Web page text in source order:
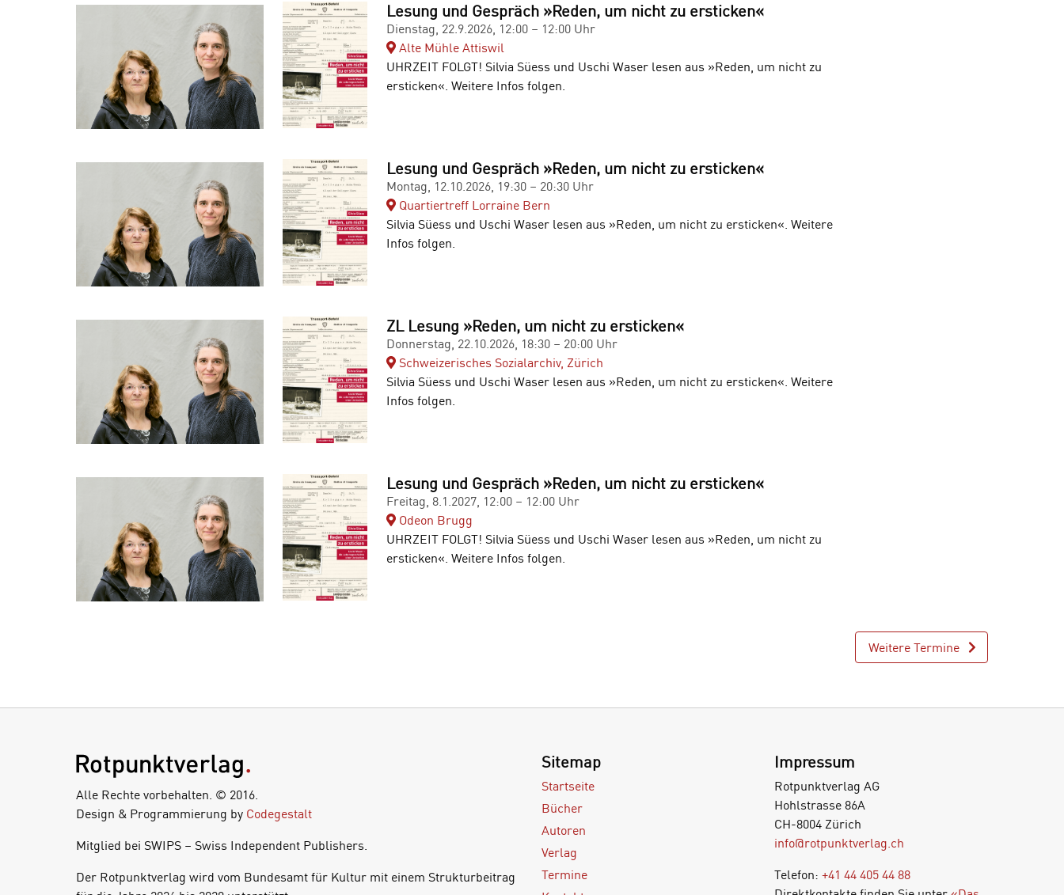
Lesung und Gespräch »Reden, um nicht zu ersticken«
Dienstag, 22.9.2026, 12:00 – 12:00 Uhr
Alte Mühle Attiswil
UHRZEIT FOLGT! Silvia Süess und Uschi Waser lesen aus »Reden, um nicht zu
ersticken«. Weitere Infos folgen.
Lesung und Gespräch »Reden, um nicht zu ersticken«
Montag, 12.10.2026, 19:30 – 20:30 Uhr
Quartiertreff Lorraine Bern
Silvia Süess und Uschi Waser lesen aus »Reden, um nicht zu ersticken«. Weitere
Infos folgen.
ZL Lesung »Reden, um nicht zu ersticken«
Donnerstag, 22.10.2026, 18:30 – 20:00 Uhr
Schweizerisches Sozialarchiv, Zürich
Silvia Süess und Uschi Waser lesen aus »Reden, um nicht zu ersticken«. Weitere
Infos folgen.
Lesung und Gespräch »Reden, um nicht zu ersticken«
Freitag, 8.1.2027, 12:00 – 12:00 Uhr
Odeon Brugg
UHRZEIT FOLGT! Silvia Süess und Uschi Waser lesen aus »Reden, um nicht zu
ersticken«. Weitere Infos folgen.
Weitere Termine
Alle Rechte vorbehalten. © 2016.
Design & Programmierung by Codegestalt
Mitglied bei SWIPS – Swiss Independent Publishers.
Der Rotpunktverlag wird vom Bundesamt für Kultur mit einem Strukturbeitrag
Sitemap
Startseite
Bücher
Autoren
Verlag
Termine
Impressum
Rotpunktverlag AG
Hohlstrasse 86A
CH-8004 Zürich
info@rotpunktverlag.ch
Telefon: +41 44 405 44 88